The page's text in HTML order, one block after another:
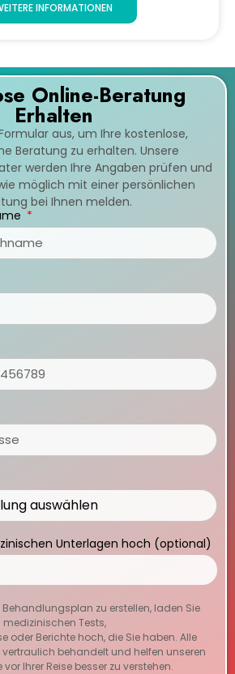
INFORMATIONEN
Online-Beratung
Erhalten
aus, um Ihre kostenlose,
Beratung zu erhalten. Unsere
werden Ihre Angaben prüfen und
möglich mit einer persönlichen
bei Ihnen melden.
Unterlagen hoch (optional)
zu erstellen, laden Sie
Tests,
oder Berichte hoch, die Sie haben. Alle
vertraulich behandelt und helfen unseren
Ihrer Reise besser zu verstehen.